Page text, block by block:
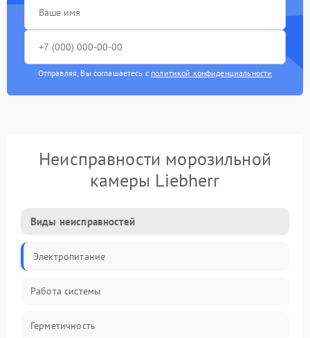
Отправляя, Вы соглашаетесь с политикой конфиденциальности
Неисправности морозильной
камеры Liebherr
Виды неисправностей
Электропитание
Работа системы
Герметичность